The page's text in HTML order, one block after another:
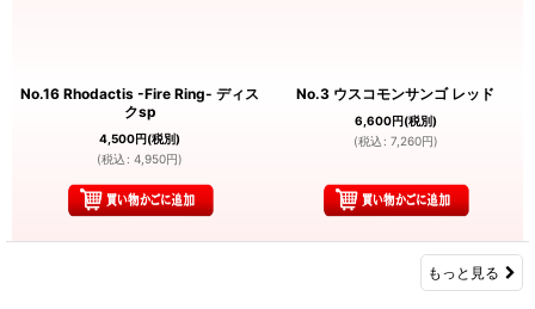
No.16 Rhodactis -Fire Ring- ディス
クsp
4,500円(税別)
(税込 : 4,950円)
No.3 ウスコモンサンゴ レッド
6,600円(税別)
(税込 : 7,260円)
もっと見る